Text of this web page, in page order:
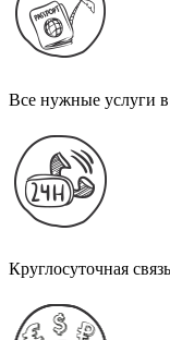
Все нужные услуги
Круглосуточная